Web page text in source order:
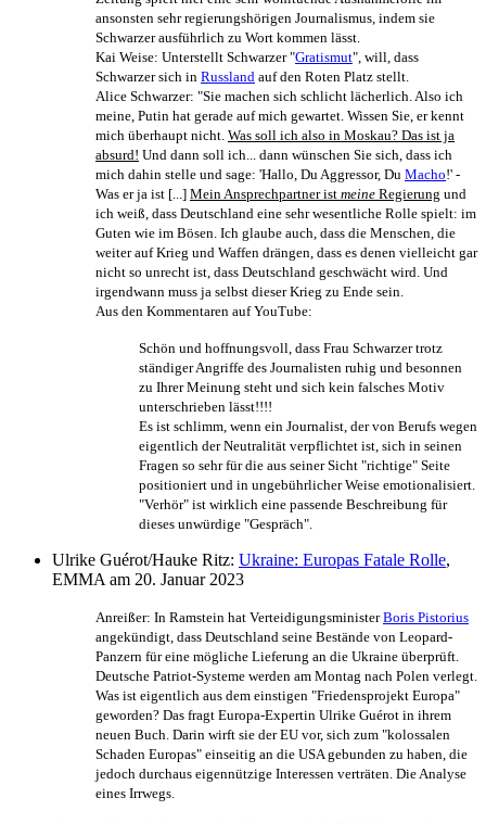
ansonsten sehr regierungs­hörigen Journalismus, indem sie
Schwarzer ausführlich zu Wort kommen lässt.
Kai Weise: Unterstellt Schwarzer "Gratismut", will, dass
Schwarzer sich in Russland auf den Roten Platz stellt.
Alice Schwarzer: "Sie machen sich schlicht lächerlich. Also ich
meine, Putin hat gerade auf mich gewartet. Wissen Sie, er kennt
mich überhaupt nicht. Was soll ich also in Moskau? Das ist ja
absurd! Und dann soll ich... dann wünschen Sie sich, dass ich
mich dahin stelle und sage: 'Hallo, Du Aggressor, Du Macho!' -
Was er ja ist [...] Mein Ansprechpartner ist meine Regierung und
ich weiß, dass Deutschland eine sehr wesentliche Rolle spielt: im
Guten wie im Bösen. Ich glaube auch, dass die Menschen, die
weiter auf Krieg und Waffen drängen, dass es denen vielleicht gar
nicht so unrecht ist, dass Deutschland geschwächt wird. Und
irgendwann muss ja selbst dieser Krieg zu Ende sein.
Aus den Kommentaren auf YouTube:
Schön und hoffnungsvoll, dass Frau Schwarzer trotz
ständiger Angriffe des Journalisten ruhig und besonnen
zu Ihrer Meinung steht und sich kein falsches Motiv
unterschrieben lässt!!!!
Es ist schlimm, wenn ein Journalist, der von Berufs wegen
eigentlich der Neutralität verpflichtet ist, sich in seinen
Fragen so sehr für die aus seiner Sicht "richtige" Seite
positioniert und in ungebührlicher Weise emotionalisiert.
"Verhör" ist wirklich eine passende Beschreibung für
dieses unwürdige "Gespräch".
Ulrike Guérot/Hauke Ritz: Ukraine: Europas Fatale Rolle,
EMMA am 20. Januar 2023
Anreißer: In Ramstein hat VerteidigungsministerBoris Pistorius
angekündigt, dass Deutschland seine Bestände von Leopard-
Panzern für eine mögliche Lieferung an die Ukraine überprüft.
Deutsche Patriot-Systeme werden am Montag nach Polen verlegt.
Was ist eigentlich aus dem einstigen "Friedensprojekt Europa"
geworden? Das fragt Europa-Expertin Ulrike Guérot in ihrem
neuen Buch. Darin wirft sie der EU vor, sich zum "kolossalen
Schaden Europas" einseitig an die USA gebunden zu haben, die
jedoch durchaus eigennützige Interessen verträten. Die Analyse
eines Irrwegs.